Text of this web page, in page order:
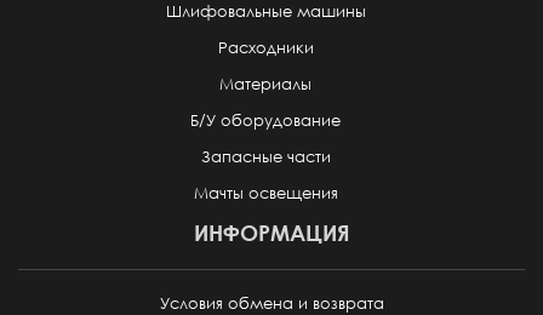
Шлифовальные машины
Расходники
Материалы
Б/У оборудование
Запасные части
Мачты освещения
ИНФОРМАЦИЯ
Условия обмена и возврата